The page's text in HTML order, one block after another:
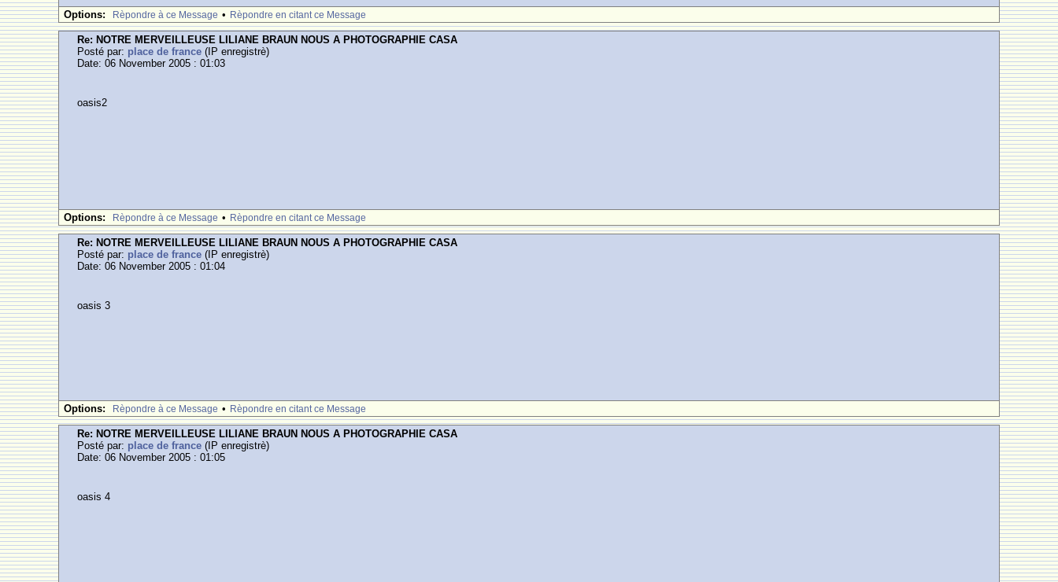
Options: Rèpondre à ce Message • Rèpondre en citant ce Message
Re: NOTRE MERVEILLEUSE LILIANE BRAUN NOUS A PHOTOGRAPHIE CASA
Posté par: place de france (IP enregistrè)
Date: 06 November 2005 : 01:03
oasis2
Options: Rèpondre à ce Message • Rèpondre en citant ce Message
Re: NOTRE MERVEILLEUSE LILIANE BRAUN NOUS A PHOTOGRAPHIE CASA
Posté par: place de france (IP enregistrè)
Date: 06 November 2005 : 01:04
oasis 3
Options: Rèpondre à ce Message • Rèpondre en citant ce Message
Re: NOTRE MERVEILLEUSE LILIANE BRAUN NOUS A PHOTOGRAPHIE CASA
Posté par: place de france (IP enregistrè)
Date: 06 November 2005 : 01:05
oasis 4